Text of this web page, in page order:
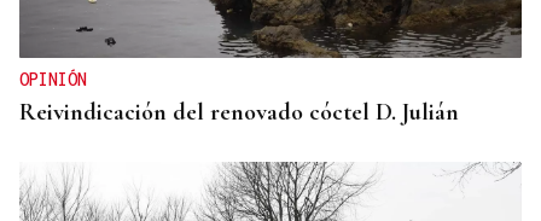
OPINIÓN
Reivindicación del renovado cóctel D. Julián